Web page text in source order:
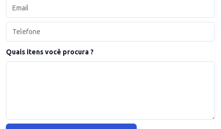
Quais itens você procura ?